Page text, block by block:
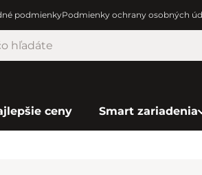
podmienkyPodmienky ochrany osobných
ceny Smart zariadenia